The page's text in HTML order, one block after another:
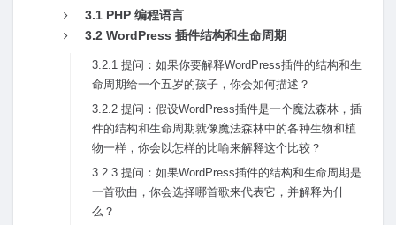
3.1 PHP 编程语⾔
3.2 WordPress 插件结构和⽣命周期
3.2.1 提问：如果你要解释WordPress插件的结构和⽣
命周期给⼀个五岁的孩⼦，你会如何描述？
3.2.2 提问：假设WordPress插件是⼀个魔法森林，插
件的结构和⽣命周期就像魔法森林中的各种⽣物和植
物⼀样，你会以怎样的⽐喻来解释这个⽐较？
3.2.3 提问：如果WordPress插件的结构和⽣命周期是
⼀⾸歌曲，你会选择哪⾸歌来代表它，并解释为什
么？